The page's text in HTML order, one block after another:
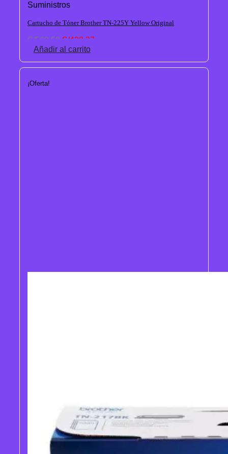
Suministros
Cartucho de Tóner Brother TN-225Y Yellow Original
S/568.50 El
precio
era:
S/428.27
es:
Añadir al carrito
¡Oferta!